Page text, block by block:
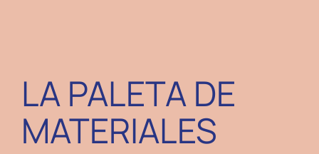
LA PALETA DE
MATERIALES